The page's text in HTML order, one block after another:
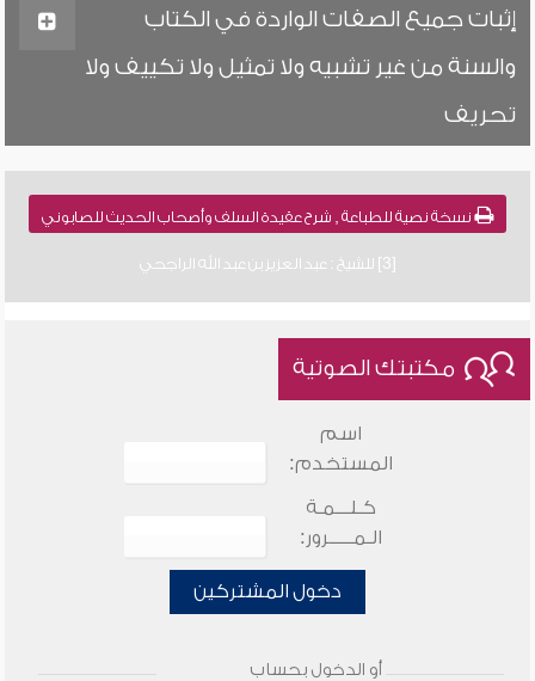
إثبات جميع الصفات الواردة في الكتاب
والسنة من غير تشبيه ولا تمثيل ولا تكييف ولا
تحريف
نسخة نصية للطباعة , شرح عقيدة السلف وأصحاب الحديث للصابوني
مكتبتك الصوتية
اسم
المستخدم:
كـلـــمـة
الـمـــــرور:
دخول المشتركين
أو الدخول بحساب